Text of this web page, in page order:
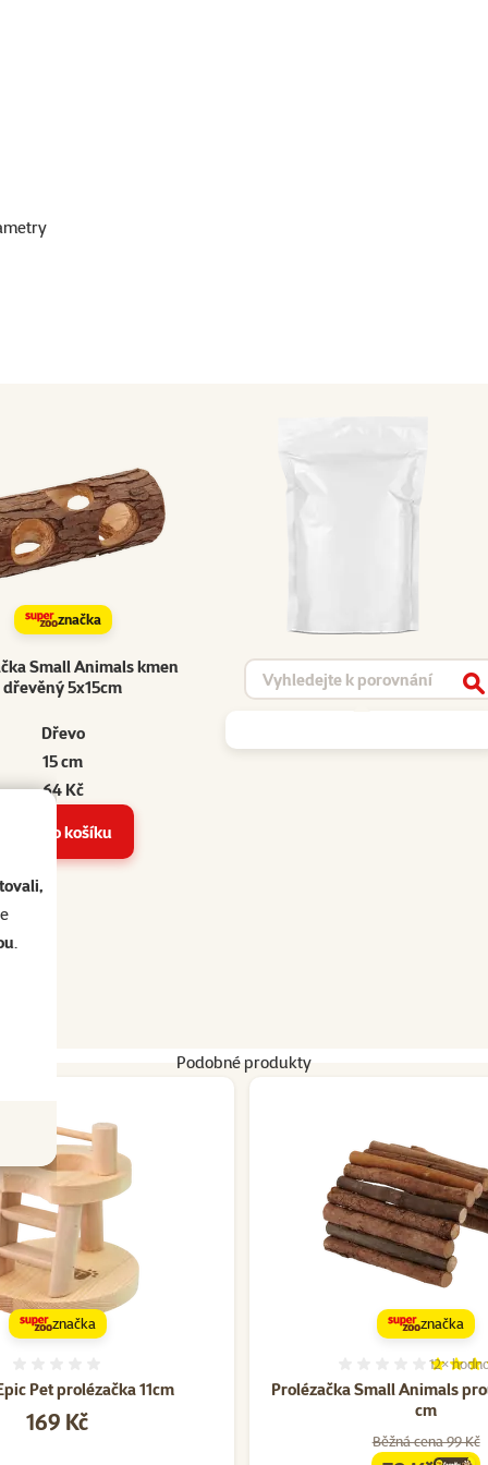
.
značka
Small Animals kmen
dřevěný 5x15cm
Vyhledat produkt
Dřevo
15 cm
64 Kč
Do košíku
Podobné produkty
Pet prolézačka 11cm
Cena
169 Kč
značka
Prolézačka Small Animals
cm
12×
Běžná cena 99 Kč
značka